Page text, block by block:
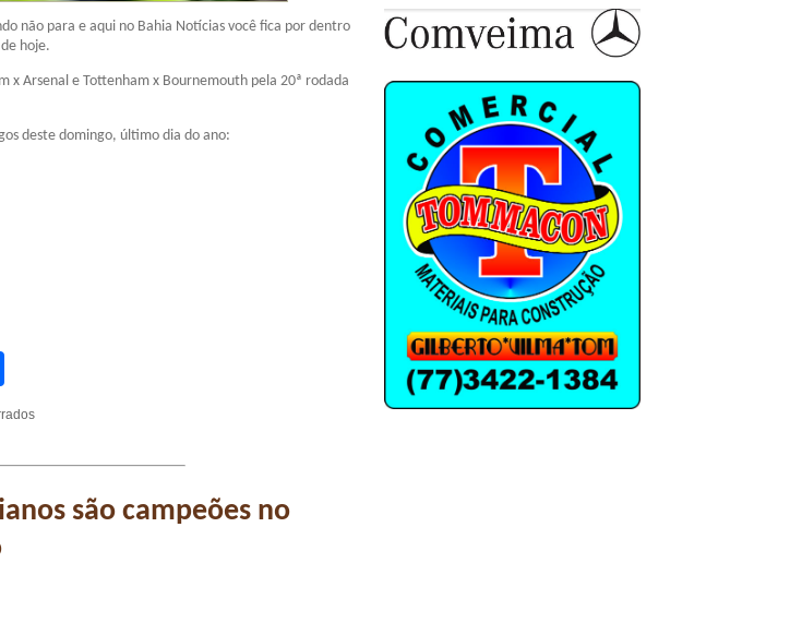
não para e aqui no Bahia Notícias você fica por dentro
hoje.
x Arsenal e Tottenham x Bournemouth pela 20ª rodada
deste domingo, último dia do ano:
são campeões no